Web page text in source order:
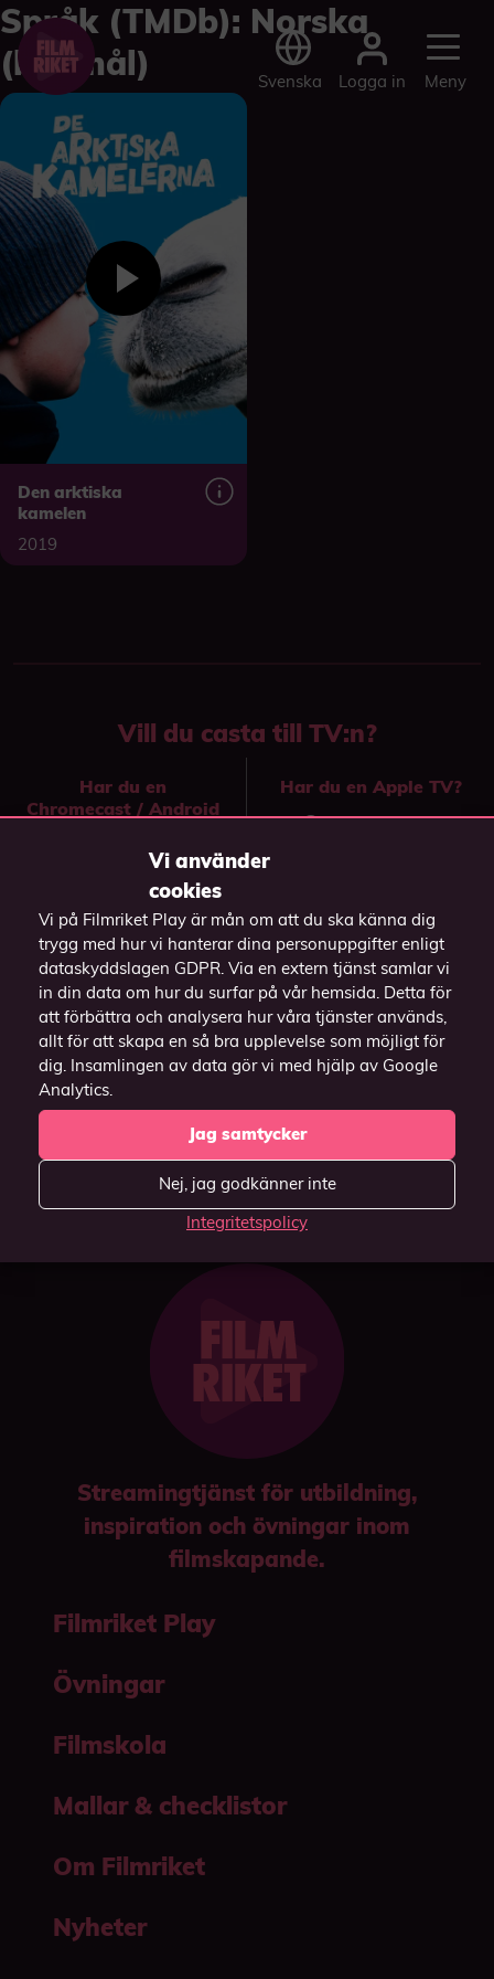
Vi använder
cookies
Vi på Filmriket Play är mån om att du ska känna dig
trygg med hur vi hanterar dina personuppgifter enligt
dataskyddslagen GDPR. Via en extern tjänst samlar vi
in din data om hur du surfar på vår hemsida. Detta för
att förbättra och analysera hur våra tjänster används,
allt för att skapa en så bra upplevelse som möjligt för
dig. Insamlingen av data gör vi med hjälp av Google
Analytics.
Jag samtycker
Nej, jag godkänner inte
Integritetspolicy
Svenska Logga in Meny
Språk (TMDb): Norska
(bokmål)
Den arktiska
kamelen
2019
Vill du casta till TV:n?
Har du en
Chromecast / Android
Casta över till TV:n
genom att
högerklicka på
videon och välj
"Casta" och välj
din enhet.
(Funkar endast i
webbläsaren Chrome).
Har du en Apple TV?
Casta genom
välj din Apple TV.
(Funkar endast i
webbläsaren Safari)
Streamingtjänst för utbildning,
inspiration och övningar inom
filmskapande.
Filmriket Play
Övningar
Filmskola
Mallar & checklistor
Om Filmriket
Nyheter